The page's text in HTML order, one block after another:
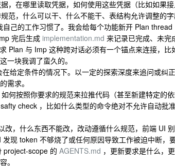
，在哪里读取凭据，如何使用这些凭据（比如如果
范，什么可以干、什么不能干、表结构允许调整的
己的工作习惯了。我会给每个功能新开 Plan
完后生成 implementation.md 来记录已完成、未完
Plan 与 Imp 这种跨对话必须有一个锚点来连接，
一块我调了蛮久的。
给定条件的情况下。以一定的探索深度来追问或纠
需求。
何按照你要求的规范来拉推代码（甚至新建特定的
check ，比如什么类型的命令绝对不允许自动批
改，什么东西不能改，改动遵循什么规范，前端 UI 别
现 token 不够烧了或任何原因导致工作被迫中断，
project-scope 的 AGENTS.md ，更新要求是什么，
。